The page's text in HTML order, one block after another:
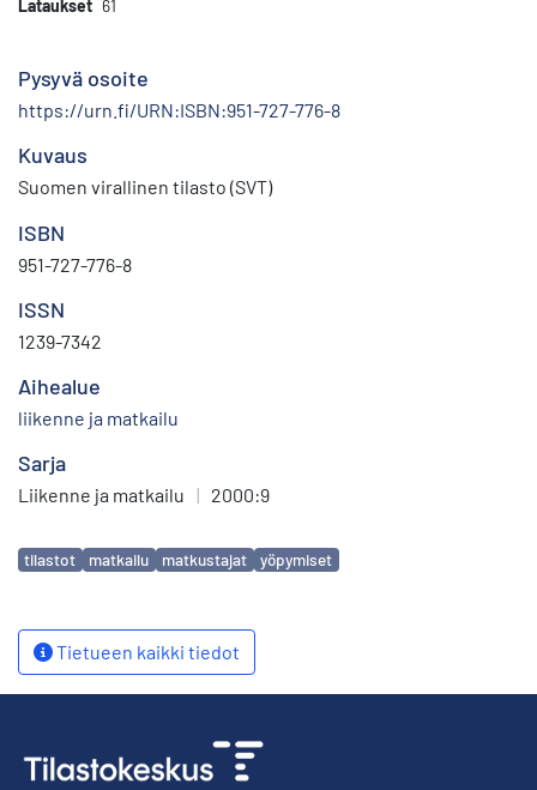
Lataukset 61
Pysyvä osoite
https://urn.fi/URN:ISBN:951-727-776-8
Kuvaus
Suomen virallinen tilasto (SVT)
ISBN
951-727-776-8
ISSN
1239-7342
Aihealue
liikenne ja matkailu
Sarja
Liikenne ja matkailu | 2000:9
Avainsanat
tilastot matkailu matkustajat yöpymiset
Tietueen kaikki tiedot